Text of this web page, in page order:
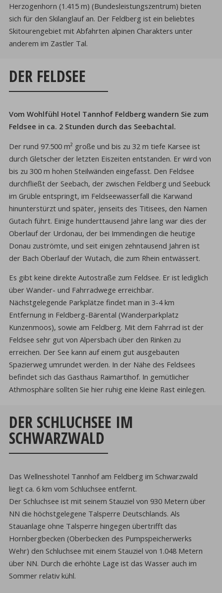
Herzogenhorn (1.415 m) (Bundesleistungszentrum) bieten
sich für den Skilanglauf an. Der Feldberg ist ein beliebtes
Skitourengebiet mit Abfahrten alpinen Charakters unter
anderem im Zastler Tal.
DER FELDSEE
Vom Wohlfühl Hotel Tannhof Feldberg wandern Sie zum
Feldsee in ca. 2 Stunden durch das Seebachtal.
Der rund 97.500 m² große und bis zu 32 m tiefe Karsee ist
durch Gletscher der letzten Eiszeiten entstanden. Er wird von
bis zu 300 m hohen Steilwänden eingefasst. Den Feldsee
durchfließt der Seebach, der zwischen Feldberg und Seebuck
im Grüble entspringt, im Feldseewasserfall die Karwand
hinunterstürzt und später, jenseits des Titisees, den Namen
Gutach führt. Einige hunderttausend Jahre lang war dies der
Oberlauf der Urdonau, der bei Immendingen die heutige
Donau zuströmte, und seit einigen zehntausend Jahren ist
der Bach Oberlauf der Wutach, die zum Rhein entwässert.
Es gibt keine direkte Autostraße zum Feldsee. Er ist lediglich
über Wander- und Fahrradwege erreichbar.
Nächstgelegende Parkplätze findet man in 3-4 km
Entfernung in Feldberg-Bärental (Wanderparkplatz
Kunzenmoos), sowie am Feldberg. Mit dem Fahrrad ist der
Feldsee sehr gut von Alpersbach über den Rinken zu
erreichen. Der See kann auf einem gut ausgebauten
Spazierweg umrundet werden. In der Nähe des Feldsees
befindet sich das Gasthaus Raimartihof. In gemütlicher
Athmosphäre sollten Sie hier ruhig eine kleine Rast einlegen.
DER SCHLUCHSEE IM
SCHWARZWALD
Das Wellnesshotel Tannhof am Feldberg im Schwarzwald
liegt ca. 6 km vom Schluchsee entfernt.
Der Schluchsee ist mit seinem Stauziel von 930 Metern über
NN die höchstgelegene Talsperre Deutschlands. Als
Stauanlage ohne Talsperre hingegen übertrifft das
Hornbergbecken (Oberbecken des Pumpspeicherwerks
Wehr) den Schluchsee mit einem Stauziel von 1.048 Metern
über NN. Durch die erhöhte Lage ist das Wasser auch im
Sommer relativ kühl.